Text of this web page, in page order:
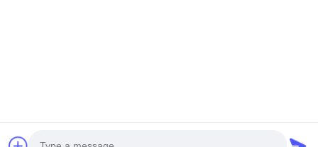
bagian mesin atm Pemasok. Hak cipta © 2026 Guangzhou